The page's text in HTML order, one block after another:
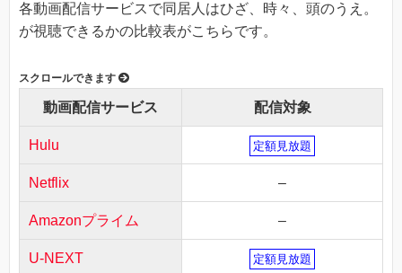
各動画配信サービスで同居人はひざ、時々、頭のうえ。
が視聴できるかの比較表がこちらです。
動画配信サービス 配信対象
Hulu 定額見放題
Netflix –
Amazonプライム –
U-NEXT 定額見放題